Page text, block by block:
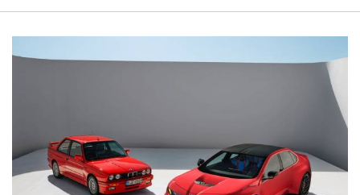
Strasskirchen en el futuro.
Los exigentes y prometedores empleos en la nueva ubicación —